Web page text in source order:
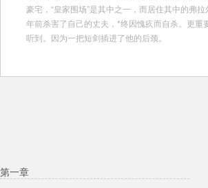
豪宅，“皇家围场”是其中之一，而居住其中的弗
年前杀害了自己的丈夫，*终因愧疚而自杀。更
听到。因为一把短剑插进了他的后颈。
第一章